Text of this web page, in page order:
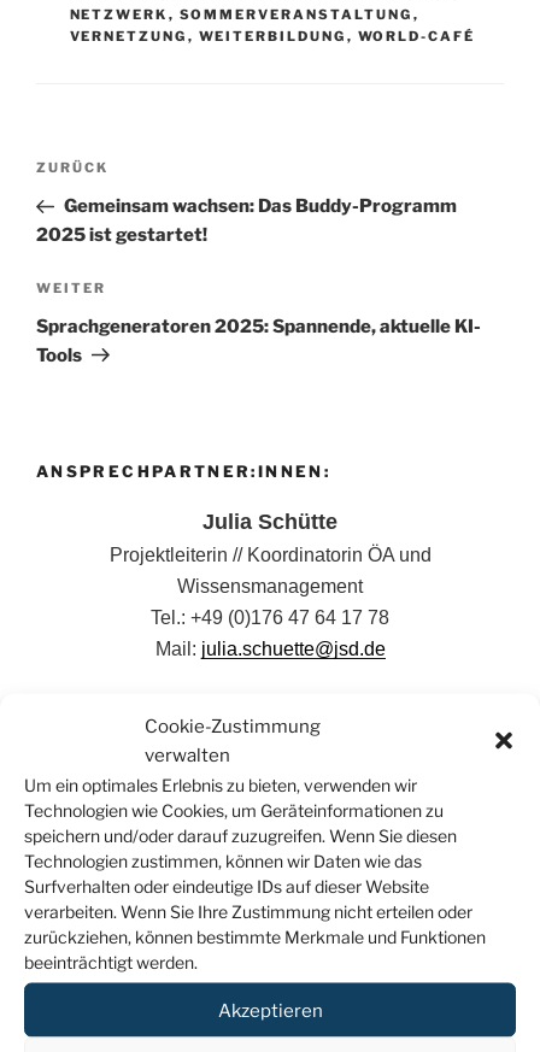
Cookie-Zustimmung
verwalten
Um ein optimales Erlebnis zu bieten, verwenden wir
Technologien wie Cookies, um Geräteinformationen zu
speichern und/oder darauf zuzugreifen. Wenn Sie diesen
Technologien zustimmen, können wir Daten wie das
Surfverhalten oder eindeutige IDs auf dieser Website
verarbeiten. Wenn Sie Ihre Zustimmung nicht erteilen oder
zurückziehen, können bestimmte Merkmale und Funktionen
beeinträchtigt werden.
Akzeptieren
NETZWERK , SOMMERVERANSTALTUNG ,
VERNETZUNG , WEITERBILDUNG , WORLD-CAFÉ
Beitragsnavigation
Vorheriger
Beitrag
ZURÜCK
Gemeinsam wachsen: Das Buddy-Programm
2025 ist gestartet!
Nächster
Beitrag
WEITER
Sprachgeneratoren 2025: Spannende, aktuelle KI-
Tools
ANSPRECHPARTNER:INNEN:
Julia Schütte
Projektleiterin // Koordinatorin ÖA und
Wissensmanagement
Tel.: +49 (0)176 47 64 17 78
Mail: julia.schuette@jsd.de
Helén Gerdewischke
Koordinatorin Qualifizierungen
Tel.: +49 (0)176 46 66 85 18
Mail:helen.gerdewischke@jsd.de
Christian Perl
Bildungsreferent
Tel.: +49 (0)157 50 15 20 41
Mail:
Liza Grundig